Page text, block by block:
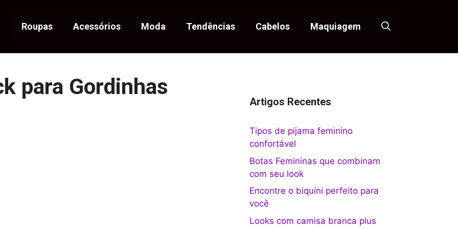
Roupas Acessórios Moda Tendências Cabelos Maquiagem
para Gordinhas
Artigos Recentes
Tipos de pijama feminino
confortável
Botas Femininas que combinam
com seu look
Encontre o biquíni perfeito para
você
Looks com camisa branca plus